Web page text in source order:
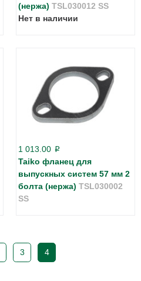
(нержа) TSL030012 SS
Нет в наличии
1 013.00 p
Taiko фланец для
выпускных систем 57 мм 2
болта (нержа) TSL030002
SS
3 4